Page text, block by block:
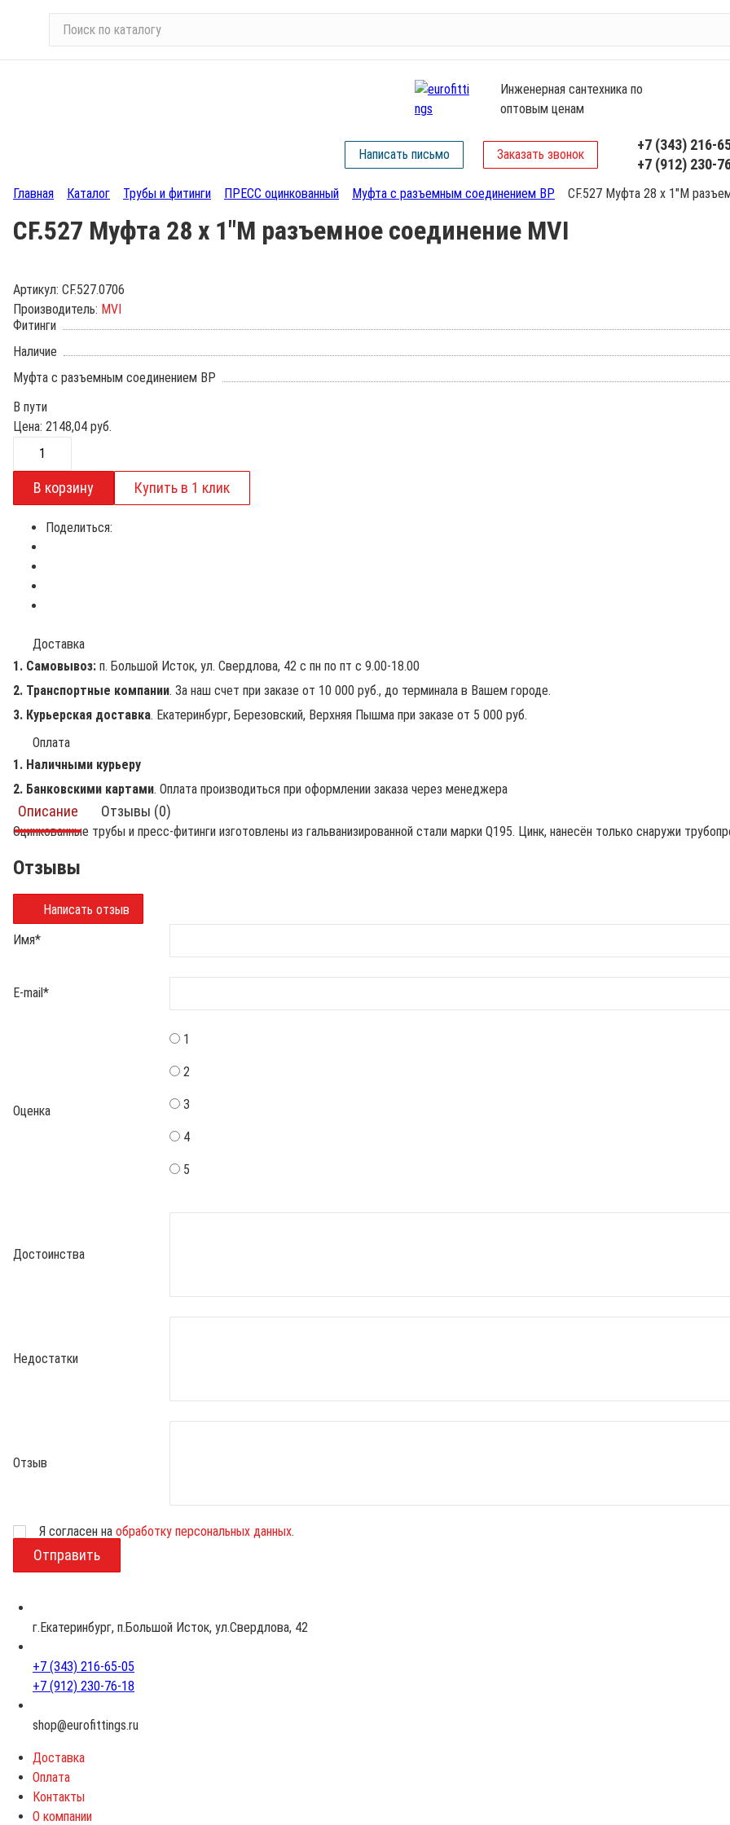
и
т
л
у
Инженерная сантехника по
оптовым ценам
Написать письмо Заказать звонок
+7 (343) 216-
+7 (912) 230-
Главная Каталог Трубы и фитинги ПРЕСС оцинкованный Муфта с разъемным соединением ВР CF.527 Муфта 28 х 1"М
CF.527 Муфта 28 х 1"М разъемное соединение MVI
Артикул: CF.527.0706
Производитель: MVI
Фитинги
Наличие
Муфта с разъемным соединением ВР
В пути
Цена: 2148,04 руб.
Поделиться:
Доставка
1. Самовывоз: п. Большой Исток, ул. Свердлова, 42 с пн по пт с 9.00-18.00
2. Транспортные компании. За наш счет при заказе от 10 000 руб., до терминала в Вашем городе.
3. Курьерская доставка. Екатеринбург, Березовский, Верхняя Пышма при заказе от 5 000 руб.
Оплата
1. Наличными курьеру
2. Банковскими картами. Оплата производиться при оформлении заказа через менеджера
Описание Отзывы (0)
Оцинкованные трубы и пресс-фитинги изготовлены из гальванизированной стали марки Q195. Цинк, нанесён только снаружи
Отзывы
Написать отзыв
Имя*
E-mail *
Оценка
1
2
3
4
5
Достоинства
Недостатки
Отзыв
ВозрастЯ согласен на обработку персональных данных.
г.Екатеринбург, п.Большой Исток, ул.Свердлова, 42
+7 (343) 216-65-05
+7 (912) 230-76-18
shop@eurofittings.ru
Доставка
Оплата
Контакты
О компании